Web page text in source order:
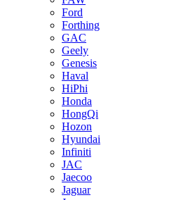
Ford
Forthing
GAC
Geely
Genesis
Haval
HiPhi
Honda
HongQi
Hozon
Hyundai
Infiniti
JAC
Jaecoo
Jaguar